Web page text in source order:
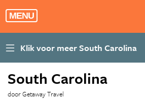
MENU
South Carolina
door Getaway Travel